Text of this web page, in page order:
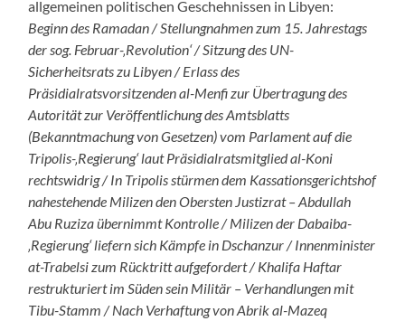
allgemeinen politischen Geschehnissen in Libyen:
Beginn des Ramadan / Stellungnahmen zum 15. Jahrestags
der sog. Februar-‚Revolution‘ / Sitzung des UN-
Sicherheitsrats zu Libyen / Erlass des
Präsidialratsvorsitzenden al-Menfi zur Übertragung des
Autorität zur Veröffentlichung des Amtsblatts
(Bekanntmachung von Gesetzen) vom Parlament auf die
Tripolis-‚Regierung‘ laut Präsidialratsmitglied al-Koni
rechtswidrig / In Tripolis stürmen dem Kassationsgerichtshof
nahestehende Milizen den Obersten Justizrat – Abdullah
Abu Ruziza übernimmt Kontrolle / Milizen der Dabaiba-
‚Regierung‘ liefern sich Kämpfe in Dschanzur / Innenminister
at-Trabelsi zum Rücktritt aufgefordert / Khalifa Haftar
restrukturiert im Süden sein Militär – Verhandlungen mit
Tibu-Stamm / Nach Verhaftung von Abrik al-Mazeq